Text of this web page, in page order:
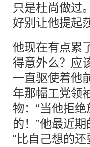
只是杜尚做过
好别让他提起
他现在有点累
得意外么？应
一直驱使着他
年那幅工党领
物：“当他拒
的！”他最近
“比自己想的